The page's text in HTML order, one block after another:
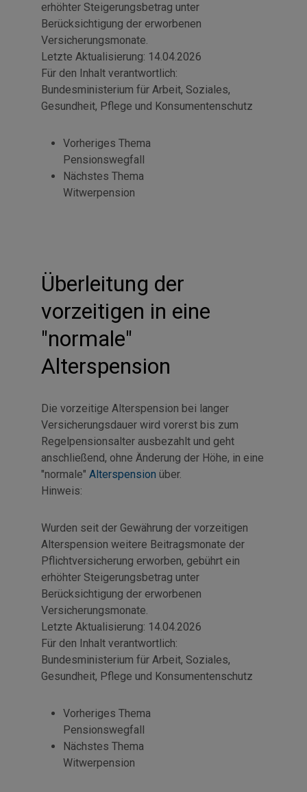
erhöhter Steigerungsbetrag unter
Berücksichtigung der erworbenen
Versicherungsmonate.
Letzte Aktualisierung: 14.04.2026
Für den Inhalt verantwortlich:
Bundesministerium für Arbeit, Soziales,
Gesundheit, Pflege und Konsumentenschutz
Vorheriges Thema
Pensionswegfall
Nächstes Thema
Witwerpension
Überleitung der
vorzeitigen in eine
"normale"
Alterspension
Die vorzeitige Alterspension bei langer
Versicherungsdauer wird vorerst bis zum
Regelpensionsalter ausbezahlt und geht
anschließend, ohne Änderung der Höhe, in eine
"normale" Alterspension über.
Hinweis:
Wurden seit der Gewährung der vorzeitigen
Alterspension weitere Beitragsmonate der
Pflichtversicherung erworben, gebührt ein
erhöhter Steigerungsbetrag unter
Berücksichtigung der erworbenen
Versicherungsmonate.
Letzte Aktualisierung: 14.04.2026
Für den Inhalt verantwortlich:
Bundesministerium für Arbeit, Soziales,
Gesundheit, Pflege und Konsumentenschutz
Vorheriges Thema
Pensionswegfall
Nächstes Thema
Witwerpension